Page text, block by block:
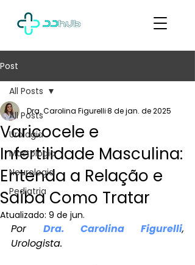
Post
All Posts
Urologia
Mastologia
Neurologia
Pediatria
All Posts
Varicocele e
Infertilidade Masculina:
Entenda a Relação e
Saiba Como Tratar
Dra. Carolina Figurelli8 de jan. de 2025
Atualizado: 9 de jun.
Por Dra. Carolina Figurelli,
Urologista.